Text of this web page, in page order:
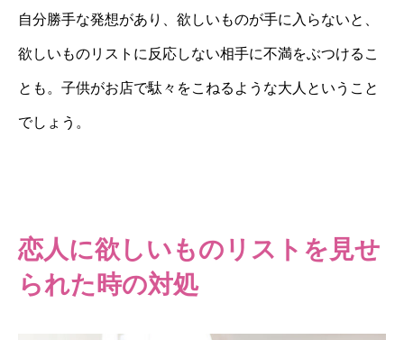
自分勝手な発想があり、欲しいものが手に入らないと、
欲しいものリストに反応しない相手に不満をぶつけるこ
とも。子供がお店で駄々をこねるような大人ということ
でしょう。
恋人に欲しいものリストを見せ
られた時の対処